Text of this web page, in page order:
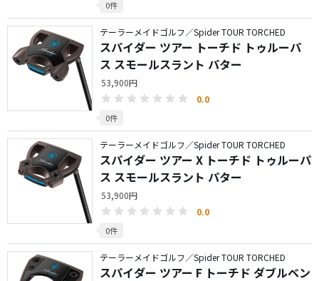
0件
テーラーメイドゴルフ／Spider TOUR TORCHED
スパイダー ツアー トーチド トゥルーパ
ス スモールスラント パター
53,900円
0.0
0件
テーラーメイドゴルフ／Spider TOUR TORCHED
スパイダー ツアー X トーチド トゥルーパ
ス スモールスラント パター
53,900円
0.0
0件
テーラーメイドゴルフ／Spider TOUR TORCHED
スパイダー ツアー F トーチド ダブルベン